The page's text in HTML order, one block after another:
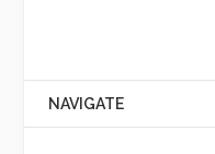
NAVIGATE